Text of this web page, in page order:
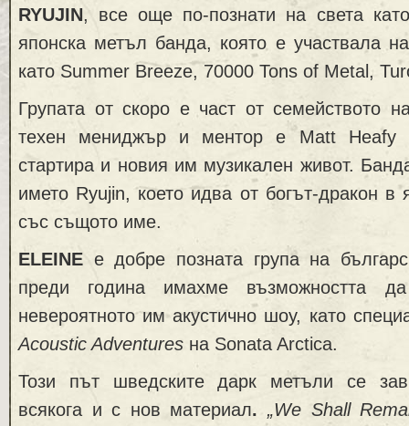
RYUJIN, все още по-познати на света
японска метъл банда, която е участвала
като Summer Breeze, 70000 Tons of Metal,
Групата от скоро е част от семейството
техен мениджър и ментор е Matt Heafy
стартира и новия им музикален живот.
името Ryujin, което идва от богът-дракон в
със същото име.
ELEINE е добре позната група на
преди година имахме възможността
невероятното им акустично шоу, като
Acoustic Adventures на Sonata Arctica.
Този път шведските дарк метъли се
всякога и с нов материал. „We Shall